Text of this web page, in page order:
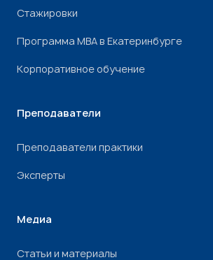
Стажировки
Программа МВА в Екатеринбурге
Корпоративное обучение
Преподаватели
Преподаватели практики
Эксперты
Медиа
Статьи и материалы